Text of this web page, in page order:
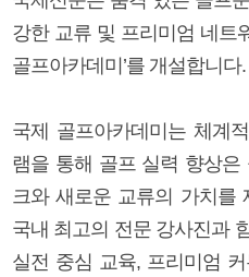
강한 교류 및 프리미엄 네트
골프아카데미’를 개설합니다.
국제 골프아카데미는 체계
램을 통해 골프 실력 향상
크와 새로운 교류의 가치를
국내 최고의 전문 강사진과
실전 중심 교육, 프리미엄